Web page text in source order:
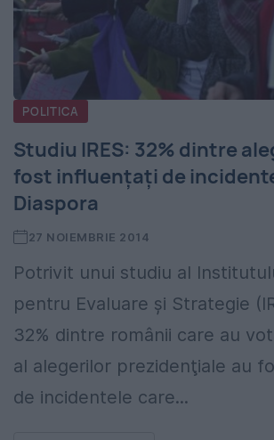
POLITICA
Studiu IRES: 32% dintre
fost influenţaţi de
Diaspora
27 NOIEMBRIE 2014
Potrivit unui studiu al
pentru Evaluare și Strategie
32% dintre românii care au
al alegerilor prezidenţiale au
de incidentele care...